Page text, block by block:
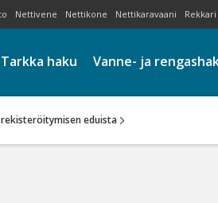
Nettivene Nettikone Nettikaravaani Rekkari
Tarkka haku Vanne- ja
eduista